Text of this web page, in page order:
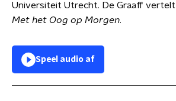
Universiteit Utrecht. De Graaff
Met het Oog op Morgen.
Speel audio af